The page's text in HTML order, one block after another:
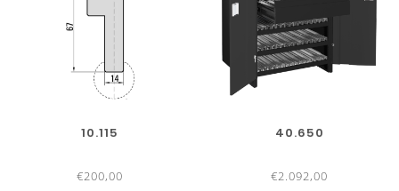
10.115
€200,00
40.650
€2.092,00